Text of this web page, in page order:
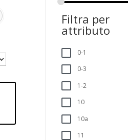
Filtra per
attributo
0-1
0-3
1-2
10
10a
11